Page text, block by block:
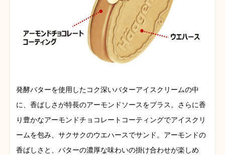
発酵バターを使用したコク深いバターアイスクリームの中
に、香ばしさが特長のアーモンドソースをプラス。さらに香
り豊かなアーモンドチョコレートコーティングでアイスクリ
ームを包み、サクサクのウエハースでサンド。アーモンドの
香ばしさと、バターの濃厚な味わいの掛け合わせが楽しめ